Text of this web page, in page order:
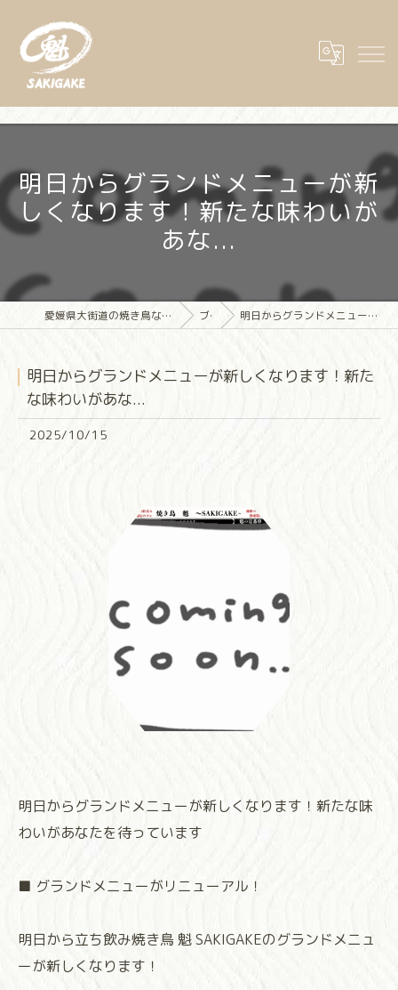
明日からグランドメニューが新
しくなります！新たな味わいが
あな...
愛媛県大街道の焼き鳥なら大街道立ち飲み焼き鳥 魁(さきがけ) ブログ 明日からグランドメニューが新しくなります！新たな味わいがあな...
明日からグランドメニューが新しくなります！新た
な味わいがあな...
2025/10/15
明日からグランドメニューが新しくなります！新たな味
わいがあなたを待っています
■ グランドメニューがリニューアル！
明日から立ち飲み焼き鳥 魁 SAKIGAKEのグランドメニュ
ーが新しくなります！